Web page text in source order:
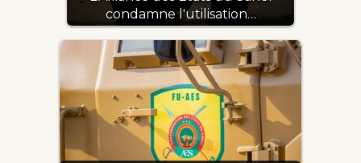
condamne l'utilisation…